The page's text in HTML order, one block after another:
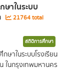
าในระบบ
21764 total
สถิติการศึกษา
ษาในระบบโรงเรียน
ในกรุงเทพมหานคร